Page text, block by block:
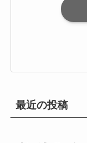
最近の投稿